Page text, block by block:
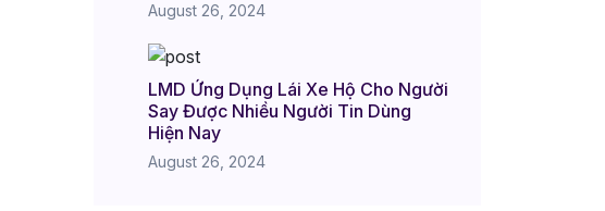
August 26, 2024
LMD Ứng Dụng Lái Xe Hộ Cho Người
Say Được Nhiều Người Tin Dùng
Hiện Nay
August 26, 2024